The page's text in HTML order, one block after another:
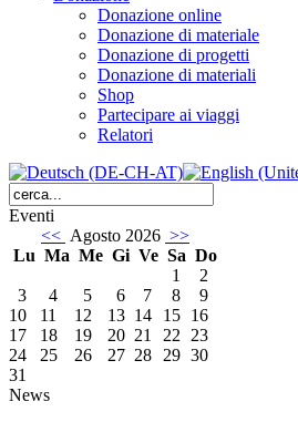
Donazione online
Donazione di materiale
Donazione di progetti
Donazione di materiali
Shop
Partecipare ai viaggi
Relatori
Eventi
<< Agosto 2026 >>
Lu Ma Me Gi Ve Sa Do
1
2
3
4 5 6 7 8
9
10
11 12 13 14 15 16
17
18 19 20 21 22 23
24
25 26 27 28 29 30
31
News